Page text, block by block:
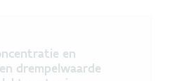
enen
drempelwaarde